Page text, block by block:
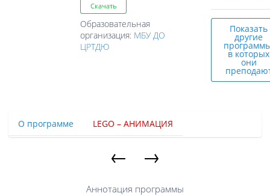
Скачать
Образовательная
организация: МБУ ДО
ЦРТДЮ
Показать
другие
в которых
они
О программе LEGO – АНИМАЦИЯ
← →
Аннотация программы